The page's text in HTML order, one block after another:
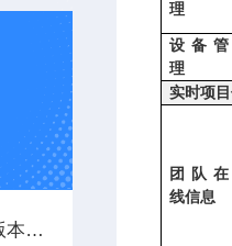
所见即所得-大疆司空 2 新版本航线编辑器已上线
理
设备管
理
实时项目
团队在
线信息